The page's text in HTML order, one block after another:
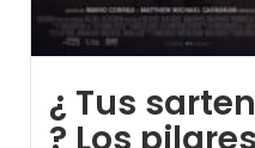
¿ Tus
? Los